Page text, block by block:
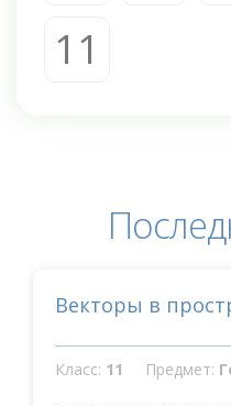
11
Векторы в
Класс: 11 Предмет: